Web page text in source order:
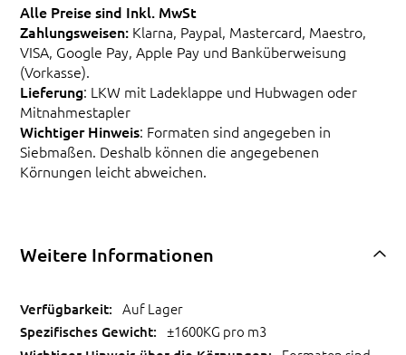
Alle Preise sind Inkl. MwSt
Zahlungsweisen: Klarna, Paypal, Mastercard, Maestro,
VISA, Google Pay, Apple Pay und Banküberweisung
(Vorkasse).
Lieferung: LKW mit Ladeklappe und Hubwagen oder
Mitnahmestapler
Wichtiger Hinweis: Formaten sind angegeben in
Siebmaßen. Deshalb können die angegebenen
Körnungen leicht abweichen.
Weitere Informationen
Auf Lager
±1600KG pro m3